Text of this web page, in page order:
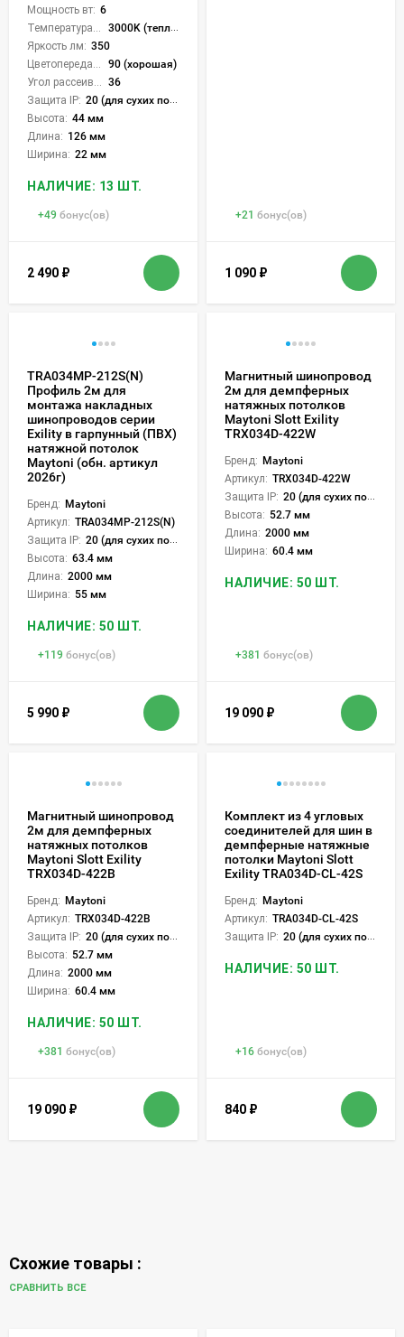
Мощность вт: 6
Температура света:
3000K (теплый)
Яркость лм: 350
Цветопередача (CRI):
90 (хорошая)
Угол рассеивания света °: 36
Защита IP: 20 (для сухих пом.)
Высота: 44 мм
Длина: 126 мм
Ширина: 22 мм
НАЛИЧИЕ: 13 ШТ.
+49 бонус(ов)
2 490 ₽
+21 бонус(ов)
1 090 ₽
TRA034MP-212S(N)
Профиль 2м для
монтажа накладных
шинопроводов серии
Exility в гарпунный (ПВХ)
натяжной потолок
Maytoni (обн. артикул
2026г)
Бренд: Maytoni
Артикул: TRA034MP-212S(N)
Защита IP: 20 (для сухих пом.)
Высота: 63.4 мм
Длина: 2000 мм
Ширина: 55 мм
НАЛИЧИЕ: 50 ШТ.
+119 бонус(ов)
5 990 ₽
Магнитный шинопровод
2м для демпферных
натяжных потолков
Maytoni Slott Exility
TRX034D-422W
Бренд: Maytoni
Артикул: TRX034D-422W
Защита IP: 20 (для сухих пом.)
Высота: 52.7 мм
Длина: 2000 мм
Ширина: 60.4 мм
НАЛИЧИЕ: 50 ШТ.
+381 бонус(ов)
19 090 ₽
Магнитный шинопровод
2м для демпферных
натяжных потолков
Maytoni Slott Exility
TRX034D-422B
Бренд: Maytoni
Артикул: TRX034D-422B
Защита IP: 20 (для сухих пом.)
Высота: 52.7 мм
Длина: 2000 мм
Ширина: 60.4 мм
НАЛИЧИЕ: 50 ШТ.
+381 бонус(ов)
19 090 ₽
Комплект из 4 угловых
соединителей для шин в
демпферные натяжные
потолки Maytoni Slott
Exility TRA034D-CL-42S
Бренд: Maytoni
Артикул: TRA034D-CL-42S
Защита IP: 20 (для сухих пом.)
НАЛИЧИЕ: 50 ШТ.
+16 бонус(ов)
840 ₽
Схожие товары :
СРАВНИТЬ ВСЕ